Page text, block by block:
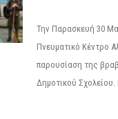
Την Παρασκευή 30
Πνευματικό Κέντρο
παρουσίαση της
Δημοτικού Σχολείου.